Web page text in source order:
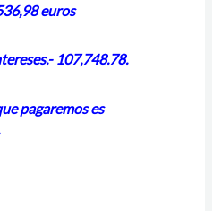
euros
107,748.78.
pagaremos es